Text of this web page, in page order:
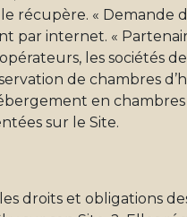
récupère. « Demande
internet. «
les sociétés
de chambres
en
sur le Site.
droits et obligations